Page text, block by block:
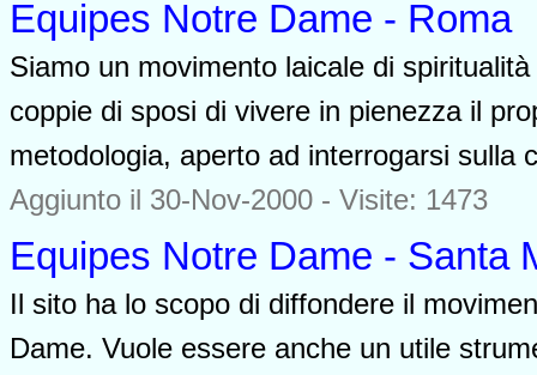
Equipes Notre Dame - Roma
Siamo un movimento laicale di
coppie di sposi di vivere in pienezza il
metodologia, aperto ad interrogarsi sulla
Aggiunto il 30-Nov-2000 - Visite: 1473
Equipes Notre Dame - Santa
Il sito ha lo scopo di diffondere il
Dame. Vuole essere anche un utile